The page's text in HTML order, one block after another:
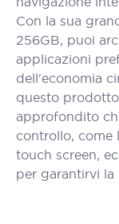
Con la sua
256GB, puoi
applicazioni
dell'economia
questo
approfondito
controllo, come
touch screen,
per garantirvi la